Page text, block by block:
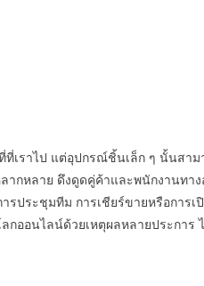
เราไป แต่อุปกรณ์ชิ้นเล็ก ๆ นั้นสา
ลากหลาย ดึงดูดคู่ค้าและพนักงาน
รประชุมทีม การเชียร์ขายหรือกา
ออนไลน์ด้วยเหตุผลหลายประการ